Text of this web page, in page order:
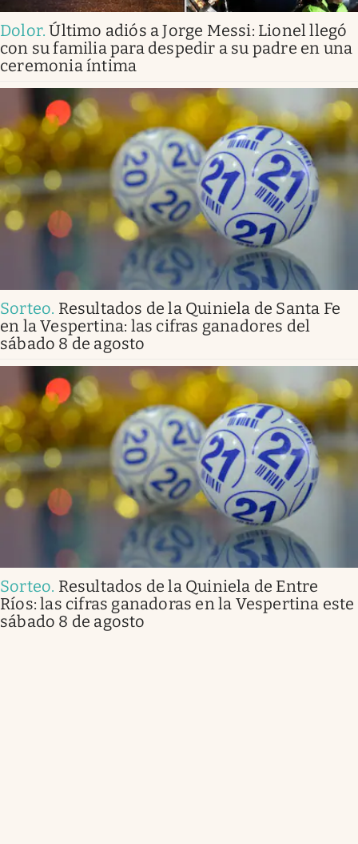
Dolor.Último adiós a Jorge Messi: Lionel llegó
con su familia para despedir a su padre en una
ceremonia íntima
Sorteo. Resultados de la Quiniela de Santa Fe
en la Vespertina: las cifras ganadores del
sábado 8 de agosto
Sorteo. Resultados de la Quiniela de Entre
Ríos: las cifras ganadoras en la Vespertina este
sábado 8 de agosto